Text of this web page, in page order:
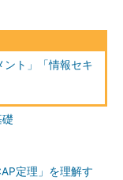
う等）
と（火災対
せ、損失規
者に移転す
ント」「情報セキ
定理」を理解す